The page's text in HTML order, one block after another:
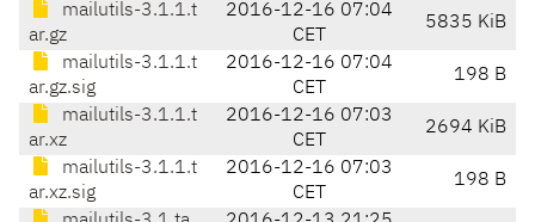
mailutils-3.1.1.t
ar.gz
2016-12-16 07:04
CET
5835 KiB
mailutils-3.1.1.t
ar.gz.sig
2016-12-16 07:04
CET
198 B
mailutils-3.1.1.t
ar.xz
2016-12-16 07:03
CET
2694 KiB
mailutils-3.1.1.t
ar.xz.sig
2016-12-16 07:03
CET
198 B